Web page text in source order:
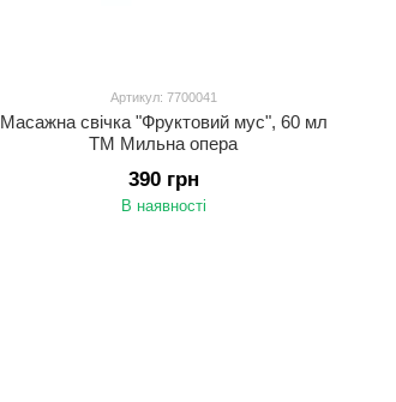
Артикул: 7700041
Масажна свічка "Фруктовий мус", 60 мл
ТМ Мильна опера
390 грн
В наявності